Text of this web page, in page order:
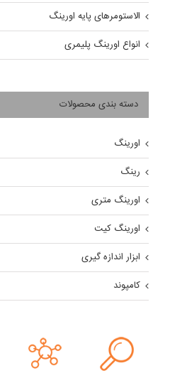
الاستومرهای پایه اورینگ
انواع اورینگ پلیمری
دسته بندی محصولات
اورینگ
رینگ
اورینگ متری
اورینگ کیت
ابزار اندازه گیری
کامپوند